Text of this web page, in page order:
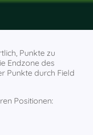
Punkte zu
Endzone des
Punkte durch Field
Positionen: